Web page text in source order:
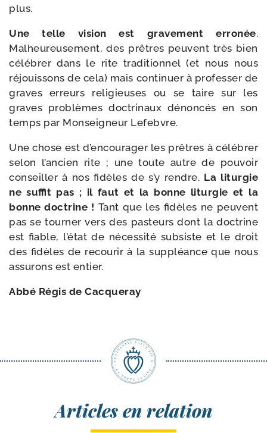
plus.
Une telle vision est gra­ve­ment erro­née.
Malheureusement, des prêtres peuvent très bien
célé­brer dans le rite tra­di­tion­nel (et nous nous
réjouis­sons de cela) mais conti­nuer à pro­fes­ser de
graves erreurs reli­gieuses ou se taire sur les
graves pro­blèmes doc­tri­naux dénon­cés en son
temps par Monseigneur Lefebvre.
Une chose est d’encourager les prêtres à célé­brer
selon l’ancien rite ; une toute autre de pou­voir
conseiller à nos fidèles de s’y rendre. La litur­gie
ne suf­fit pas ; il faut et la bonne litur­gie et la
bonne doc­trine ! Tant que les fidèles ne peuvent
pas se tour­ner vers des pas­teurs dont la doc­trine
est fiable, l’état de néces­si­té sub­siste et le droit
des fidèles de recou­rir à la sup­pléance que nous
assu­rons est entier.
Abbé Régis de Cacqueray
Articles en relation